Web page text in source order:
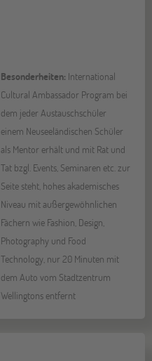
Besonderheiten: International
Cultural Ambassador Program bei
dem jeder Austauschschüler
einem Neuseeländischen Schüler
als Mentor erhält und mit Rat und
Tat bzgl. Events, Seminaren etc. zur
Seite steht, hohes akademisches
Niveau mit außergewöhnlichen
Fächern wie Fashion, Design,
Photography und Food
Technology, nur 20 Minuten mit
dem Auto vom Stadtzentrum
Wellingtons entfernt